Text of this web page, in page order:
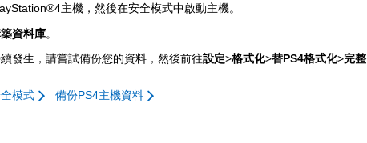
主機，然後在安全模式中啟動主機。
資料庫。
發生，請嘗試備份您的資料，然後前往設定>格式化>替PS4格式化>完整
模式 備份PS4主機資料